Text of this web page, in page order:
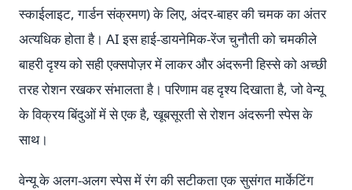
स्काईलाइट, गार्डन संक्रमण) के लिए, अंदर-बाहर की चमक का अंतर
अत्यधिक होता है। AI इस हाई-डायनेमिक-रेंज चुनौती को चमकीले
बाहरी दृश्य को सही एक्सपोज़र में लाकर और अंदरूनी हिस्से को अच्छी
तरह रोशन रखकर संभालता है। परिणाम वह दृश्य दिखाता है, जो वेन्यू
के विक्रय बिंदुओं में से एक है, खूबसूरती से रोशन अंदरूनी स्पेस के
साथ।
वेन्यू के अलग-अलग स्पेस में रंग की सटीकता एक सुसंगत मार्केटिंग